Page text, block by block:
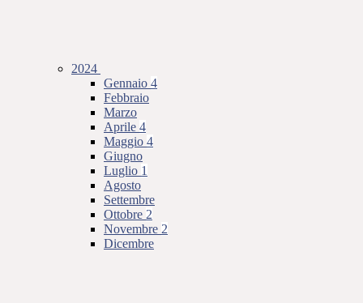
2024
Gennaio 4
Febbraio
Marzo
Aprile 4
Maggio 4
Giugno
Luglio 1
Agosto
Settembre
Ottobre 2
Novembre 2
Dicembre